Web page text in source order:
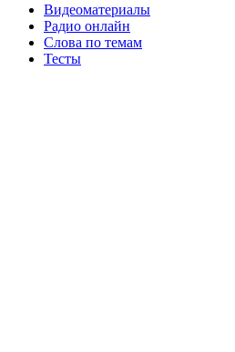
Видеоматериалы
Радио онлайн
Слова по темам
Тесты